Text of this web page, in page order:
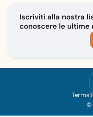
Iscriviti alla nostra
conoscere le ultime
Terms|
©